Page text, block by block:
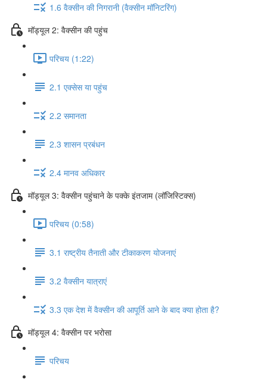
1.6 वैक्सीन की निगरानी (वैक्सीन मॉनिटरिंग)
मॉड्यूल 2: वैक्सीन की पहुंच
परिचय (1:22)
2.1 एक्सेस या पहुंच
2.2 समानता
2.3 शासन प्रबंधन
2.4 मानव अधिकार
मॉड्यूल 3: वैक्सीन पहुंचाने के पक्के इंतजाम (लॉजिस्टिक्स)
परिचय (0:58)
3.1 राष्ट्रीय तैनाती और टीकाकरण योजनाएं
3.2 वैक्सीन यात्राएं
3.3 एक देश में वैक्सीन की आपूर्ति आने के बाद क्या होता है?
मॉड्यूल 4: वैक्सीन पर भरोसा
परिचय